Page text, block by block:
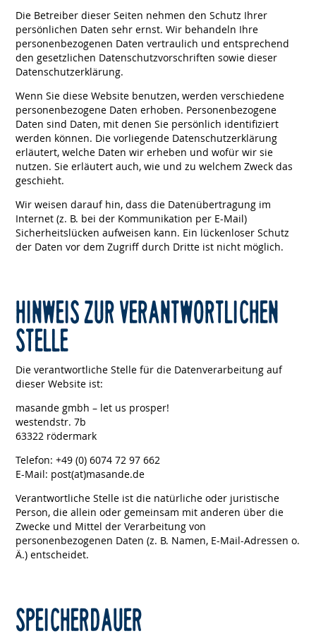
Die Betreiber dieser Seiten nehmen den Schutz Ihrer
persönlichen Daten sehr ernst. Wir behandeln Ihre
personenbezogenen Daten vertraulich und entsprechend
den gesetzlichen Datenschutzvorschriften sowie dieser
Datenschutzerklärung.
Wenn Sie diese Website benutzen, werden verschiedene
personenbezogene Daten erhoben. Personenbezogene
Daten sind Daten, mit denen Sie persönlich identifiziert
werden können. Die vorliegende Datenschutzerklärung
erläutert, welche Daten wir erheben und wofür wir sie
nutzen. Sie erläutert auch, wie und zu welchem Zweck das
geschieht.
Wir weisen darauf hin, dass die Datenübertragung im
Internet (z. B. bei der Kommunikation per E-Mail)
Sicherheitslücken aufweisen kann. Ein lückenloser Schutz
der Daten vor dem Zugriff durch Dritte ist nicht möglich.
HINWEIS ZUR VERANTWORTLICHEN
STELLE
Die verantwortliche Stelle für die Datenverarbeitung auf
dieser Website ist:
masande gmbh – let us prosper!
westendstr. 7b
63322 rödermark
Telefon: +49 (0) 6074 72 97 662
E-Mail: post(at)masande.de
Verantwortliche Stelle ist die natürliche oder juristische
Person, die allein oder gemeinsam mit anderen über die
Zwecke und Mittel der Verarbeitung von
personenbezogenen Daten (z. B. Namen, E-Mail-Adressen o.
Ä.) entscheidet.
SPEICHERDAUER